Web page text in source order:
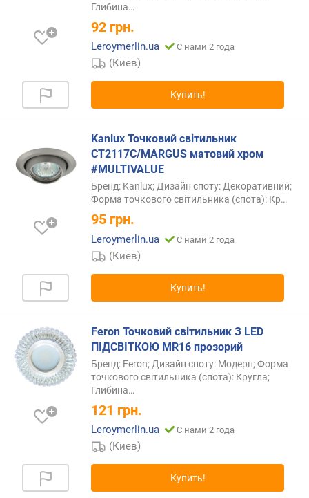
в
ы
д
и
м
д
о
и
х
к
д
е
ш
ы
п
а
Глибина…
92 грн.
Leroymerlin.ua С нами 2 года
(Киев)
Купить!
Kanlux Точковий світильник
CT2117C/MARGUS матовий хром
#MULTIVALUE
Бренд: Kanlux; Дизайн споту: Декоративний;
Форма точкового світильника (спота): Кр…
95 грн.
Leroymerlin.ua С нами 2 года
(Киев)
Купить!
Feron Точковий світильник З LED
ПІДСВІТКОЮ MR16 прозорий
Бренд: Feron; Дизайн споту: Модерн; Форма
точкового світильника (спота): Кругла;
Глибина…
121 грн.
Leroymerlin.ua С нами 2 года
(Киев)
Купить!